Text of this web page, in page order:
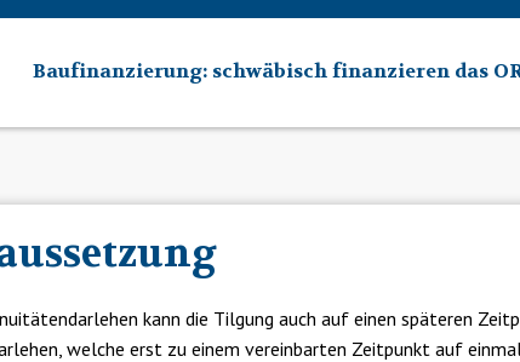
Baufinanzierung: schwäbisch finanzieren das
kann die Tilgung auch auf einen späteren
welche erst zu einem vereinbarten Zeitpunkt auf